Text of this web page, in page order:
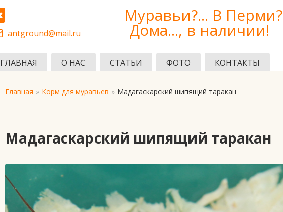
antground@mail.ru
Муравьи?... В Перми?
Дома..., в наличии!
ГЛАВНАЯ О НАС СТАТЬИ ФОТО КОНТАКТЫ
Главная Корм для муравьев Мадагаскарский шипящий таракан
Мадагаскарский шипящий таракан